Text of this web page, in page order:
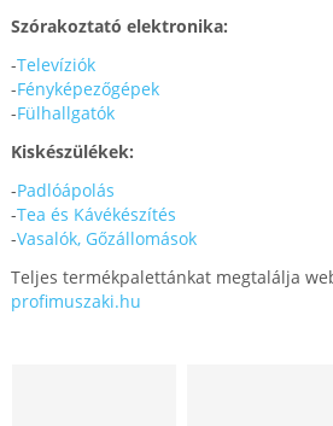
Szórakoztató elektronika:
-Televíziók
-Fényképezőgépek
-Fülhallgatók
Kiskészülékek:
-Padlóápolás
-Tea és Kávékészítés
-Vasalók, Gőzállomások
Teljes termékpalettánkat megtalálja
profimuszaki.hu